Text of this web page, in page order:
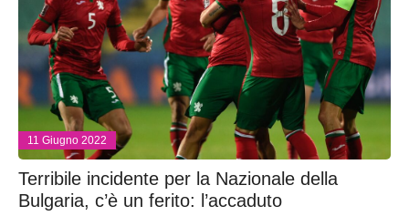
11 Giugno 2022
Terribile incidente per la Nazionale della
Bulgaria, c’è un ferito: l’accaduto